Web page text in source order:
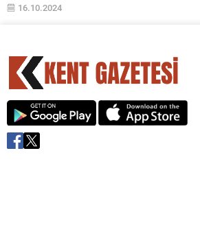
16.10.2024